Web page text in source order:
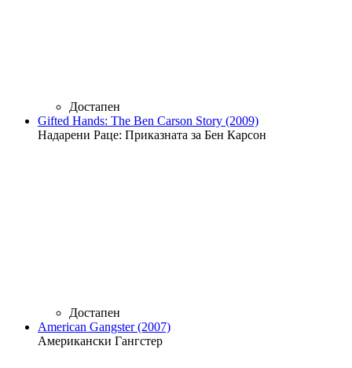
Достапен
Gifted Hands: The Ben Carson Story (2009)
Надарени Раце: Приказната за Бен Карсон
Достапен
American Gangster (2007)
Американски Гангстер